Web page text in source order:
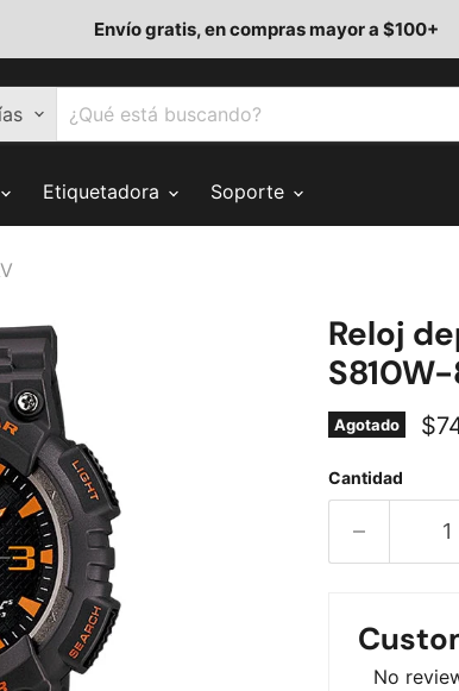
Envío gratis, en compras mayor a $100+
Etiquetadora
Soporte
Reloj
Agotado
Cantidad
No